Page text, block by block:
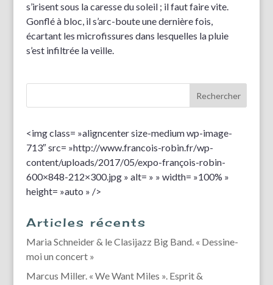
s’irisent sous la caresse du soleil ; il faut faire vite.
Gonflé à bloc, il s’arc-boute une dernière fois,
écartant les microfissures dans lesquelles la pluie
s’est infiltrée la veille.
<img class= »aligncenter size-medium wp-image-
713″ src= »http://www.francois-robin.fr/wp-
content/uploads/2017/05/expo-françois-robin-
600×848-212×300.jpg » alt= » » width= »100% »
height= »auto » />
Articles récents
Maria Schneider & le Clasijazz Big Band. « Dessine-
moi un concert »
Marcus Miller. « We Want Miles ». Esprit &